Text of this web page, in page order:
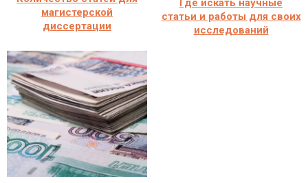
магистерской
диссертации
Где искать научные
статьи и работы для своих
исследований